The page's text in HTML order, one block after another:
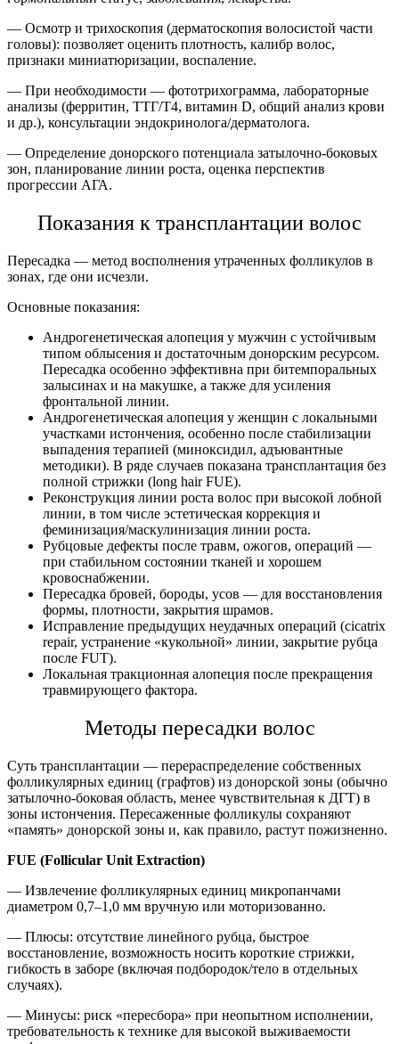
— Осмотр и трихоскопия (дерматоскопия волосистой части
головы): позволяет оценить плотность, калибр волос,
признаки миниатюризации, воспаление.
— При необходимости — фототрихограмма, лабораторные
анализы (ферритин, ТТГ/Т4, витамин D, общий анализ крови
и др.), консультации эндокринолога/дерматолога.
— Определение донорского потенциала затылочно-боковых
зон, планирование линии роста, оценка перспектив
прогрессии АГА.
Показания к трансплантации волос
Пересадка — метод восполнения утраченных фолликулов в
зонах, где они исчезли.
Основные показания:
Андрогенетическая алопеция у мужчин с устойчивым
типом облысения и достаточным донорским ресурсом.
Пересадка особенно эффективна при битемпоральных
залысинах и на макушке, а также для усиления
фронтальной линии.
Андрогенетическая алопеция у женщин с локальными
участками истончения, особенно после стабилизации
выпадения терапией (миноксидил, адъювантные
методики). В ряде случаев показана трансплантация без
полной стрижки (long hair FUE).
Реконструкция линии роста волос при высокой лобной
линии, в том числе эстетическая коррекция и
феминизация/маскулинизация линии роста.
Рубцовые дефекты после травм, ожогов, операций —
при стабильном состоянии тканей и хорошем
кровоснабжении.
Пересадка бровей, бороды, усов — для восстановления
формы, плотности, закрытия шрамов.
Исправление предыдущих неудачных операций (cicatrix
repair, устранение «кукольной» линии, закрытие рубца
после FUT).
Локальная тракционная алопеция после прекращения
травмирующего фактора.
Методы пересадки волос
Суть трансплантации — перераспределение собственных
фолликулярных единиц (графтов) из донорской зоны (обычно
затылочно-боковая область, менее чувствительная к ДГТ) в
зоны истончения. Пересаженные фолликулы сохраняют
«память» донорской зоны и, как правило, растут пожизненно.
FUE (Follicular Unit Extraction)
— Извлечение фолликулярных единиц микропанчами
диаметром 0,7–1,0 мм вручную или моторизованно.
— Плюсы: отсутствие линейного рубца, быстрое
восстановление, возможность носить короткие стрижки,
гибкость в заборе (включая подбородок/тело в отдельных
случаях).
— Минусы: риск «пересбора» при неопытном исполнении,
требовательность к технике для высокой выживаемости